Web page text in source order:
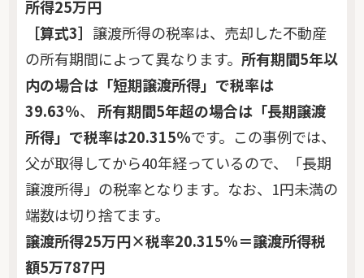
所得25万円
［算式3］ 譲渡所得の税率は、売却した不動産
の所有期間によって異なります。 所有期間5年以
内の場合は「短期譲渡所得」で税率は
39.63％、 所有期間5年超の場合は「長期譲渡
所得」で税率は20.315％です。この事例では、
父が取得してから40年経っているので、「長期
譲渡所得」の税率となります。なお、1円未満の
端数は切り捨てます。
譲渡所得25万円×税率20.315％＝譲渡所得税
額5万787円